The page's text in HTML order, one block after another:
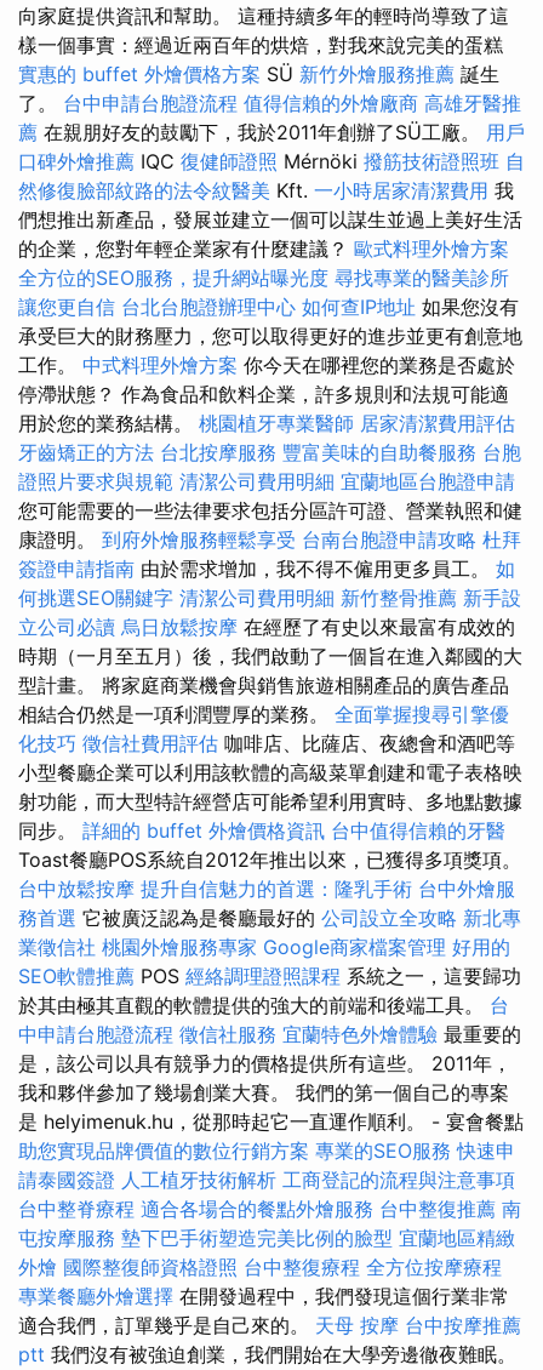
向家庭提供資訊和幫助。 這種持續多年的輕時尚導致了這
樣一個事實：經過近兩百年的烘焙，對我來說完美的蛋糕
實惠的 buffet 外燴價格方案 SÜ 新竹外燴服務推薦 誕生
了。 台中申請台胞證流程 值得信賴的外燴廠商 高雄牙醫推
薦 在親朋好友的鼓勵下，我於2011年創辦了SÜ工廠。 用戶
口碑外燴推薦 IQC 復健師證照 Mérnöki 撥筋技術證照班 自
然修復臉部紋路的法令紋醫美 Kft. 一小時居家清潔費用 我
們想推出新產品，發展並建立一個可以謀生並過上美好生活
的企業，您對年輕企業家有什麼建議？ 歐式料理外燴方案
全方位的SEO服務，提升網站曝光度 尋找專業的醫美診所
讓您更自信 台北台胞證辦理中心 如何查IP地址 如果您沒有
承受巨大的財務壓力，您可以取得更好的進步並更有創意地
工作。 中式料理外燴方案 你今天在哪裡您的業務是否處於
停滯狀態？ 作為食品和飲料企業，許多規則和法規可能適
用於您的業務結構。 桃園植牙專業醫師 居家清潔費用評估
牙齒矯正的方法 台北按摩服務 豐富美味的自助餐服務 台胞
證照片要求與規範 清潔公司費用明細 宜蘭地區台胞證申請
您可能需要的一些法律要求包括分區許可證、營業執照和健
康證明。 到府外燴服務輕鬆享受 台南台胞證申請攻略 杜拜
簽證申請指南 由於需求增加，我不得不僱用更多員工。 如
何挑選SEO關鍵字 清潔公司費用明細 新竹整骨推薦 新手設
立公司必讀 烏日放鬆按摩 在經歷了有史以來最富有成效的
時期（一月至五月）後，我們啟動了一個旨在進入鄰國的大
型計畫。 將家庭商業機會與銷售旅遊相關產品的廣告產品
相結合仍然是一項利潤豐厚的業務。 全面掌握搜尋引擎優
化技巧 徵信社費用評估 咖啡店、比薩店、夜總會和酒吧等
小型餐廳企業可以利用該軟體的高級菜單創建和電子表格映
射功能，而大型特許經營店可能希望利用實時、多地點數據
同步。 詳細的 buffet 外燴價格資訊 台中值得信賴的牙醫
Toast餐廳POS系統自2012年推出以來，已獲得多項獎項。
台中放鬆按摩 提升自信魅力的首選：隆乳手術 台中外燴服
務首選 它被廣泛認為是餐廳最好的 公司設立全攻略 新北專
業徵信社 桃園外燴服務專家 Google商家檔案管理 好用的
SEO軟體推薦 POS 經絡調理證照課程 系統之一，這要歸功
於其由極其直觀的軟體提供的強大的前端和後端工具。 台
中申請台胞證流程 徵信社服務 宜蘭特色外燴體驗 最重要的
是，該公司以具有競爭力的價格提供所有這些。 2011年，
我和夥伴參加了幾場創業大賽。 我們的第一個自己的專案
是 helyimenuk.hu，從那時起它一直運作順利。 - 宴會餐點
助您實現品牌價值的數位行銷方案 專業的SEO服務 快速申
請泰國簽證 人工植牙技術解析 工商登記的流程與注意事項
台中整脊療程 適合各場合的餐點外燴服務 台中整復推薦 南
屯按摩服務 墊下巴手術塑造完美比例的臉型 宜蘭地區精緻
外燴 國際整復師資格證照 台中整復療程 全方位按摩療程
專業餐廳外燴選擇 在開發過程中，我們發現這個行業非常
適合我們，訂單幾乎是自己來的。 天母 按摩 台中按摩推薦
ptt 我們沒有被強迫創業，我們開始在大學旁邊徹夜難眠。